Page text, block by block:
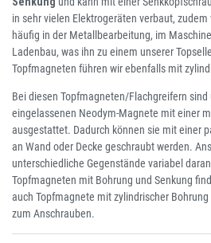
in sehr vielen Elektrogeräten verbaut,
häufig in der Metallbearbeitung, im
Ladenbau, was ihn zu einem unserer
Topfmagneten führen wir ebenfalls mit
Bei diesen Topfmagneten/Flachgreifern
eingelassenen Neodym-Magnete mit einer
ausgestattet. Dadurch können sie mit einer
an Wand oder Decke geschraubt werden.
unterschiedliche Gegenstände variabel
Topfmagneten mit Bohrung und Senkung
auch Topfmagnete mit zylindrischer
zum Anschrauben.